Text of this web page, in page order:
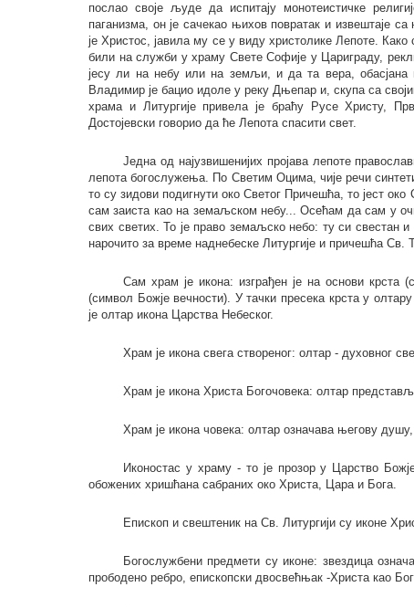
послао своје људе да испитају монотеистичке
паганизма, он је сачекао њихов повратак и извештаје
је Христос, јавила му се у виду христолике Лепоте.
били на служби у храму Свете Софије у Цариграду,
јесу ли на небу или на земљи, и да та вера,
Владимир је бацио идоле у реку Дњепар и, скупа са
храма и Литургије привела је браћу Русе Христу,
Достојевски говорио да ће Лепота спасити свет.
Једна од најузвишенијих пројава лепоте
лепота богослужења. По Светим Оцима, чије речи
то су зидови подигнути око Светог Причешћа, то јест
сам заиста као на земаљском небу... Осећам да сам у
свих светих. То је право земаљско небо: ту си свестан
нарочито за време наднебеске Литургије и причешћа Св.
Сам храм је икона: изграђен је на основи крста
(символ Божје вечности). У тачки пресека крста у
је олтар икона Царства Небеског.
Храм је икона свега створеног: олтар - духовног
Храм је икона Христа Богочовека: олтар
Храм је икона човека: олтар означава његову
Иконостас у храму - то је прозор у Царство
обожених хришћана сабраних око Христа, Цара и Бога.
Епископ и свештеник на Св. Литургији су иконе
Богослужбени предмети су иконе: звездица
прободено ребро, епископски двосвећњак -Христа као